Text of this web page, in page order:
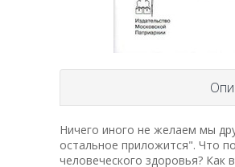
Ничего иного не желаем мы
остальное приложится". Что
человеческого здоровья? Как